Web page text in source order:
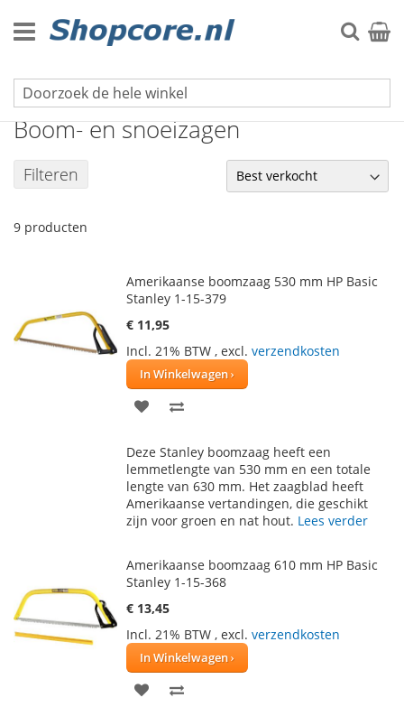
naar
de
Zoek
Zagen
Boom- en snoeizagen
Filteren
9 producten
Amerikaanse boomzaag 530 mm HP Basic
Stanley 1-15-379
€ 11,95
Incl. 21% BTW , excl. verzendkosten
In Winkelwagen
VOEG
AAN
VERLANGLIJST
TE
VERGELIJKEN
Deze Stanley boomzaag heeft een
lemmetlengte van 530 mm en een totale
lengte van 630 mm. Het zaagblad heeft
Amerikaanse vertandingen, die geschikt
zijn voor groen en nat hout. Lees verder
Amerikaanse boomzaag 610 mm HP Basic
Stanley 1-15-368
€ 13,45
Incl. 21% BTW , excl. verzendkosten
In Winkelwagen
VOEG